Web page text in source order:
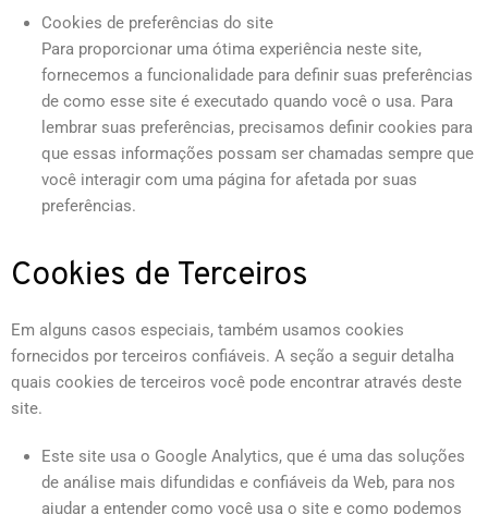
Cookies de preferências do site
Para proporcionar uma ótima experiência neste site,
fornecemos a funcionalidade para definir suas preferências
de como esse site é executado quando você o usa. Para
lembrar suas preferências, precisamos definir cookies para
que essas informações possam ser chamadas sempre que
você interagir com uma página for afetada por suas
preferências.
Cookies de Terceiros
Em alguns casos especiais, também usamos cookies
fornecidos por terceiros confiáveis. A seção a seguir detalha
quais cookies de terceiros você pode encontrar através deste
site.
Este site usa o Google Analytics, que é uma das soluções
de análise mais difundidas e confiáveis da Web, para nos
ajudar a entender como você usa o site e como podemos